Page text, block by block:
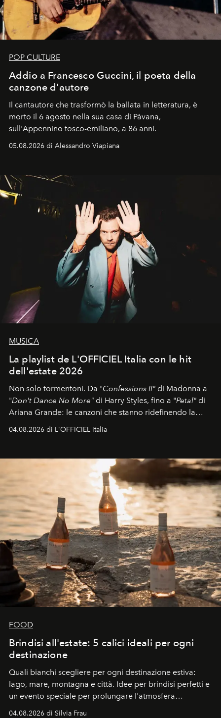
POP CULTURE
Addio a Francesco Guccini, il poeta della
canzone d'autore
Il cantautore che trasformò la ballata in letteratura, è
morto il 6 agosto nella sua casa di Pàvana,
sull'Appennino tosco-emiliano, a 86 anni.
05.08.2026 di Alessandro Viapiana
MUSICA
La playlist de L'OFFICIEL Italia con le hit
dell'estate 2026
Non solo tormentoni. Da "Confessions II" di Madonna a
"Don't Dance No More" di Harry Styles, fino a "Petal" di
Ariana Grande: le canzoni che stanno ridefinendo la
04.08.2026 di L'OFFICIEL Italia
FOOD
Brindisi all'estate: 5 calici ideali per ogni
destinazione
Quali bianchi scegliere per ogni destinazione estiva:
lago, mare, montagna e città. Idee per brindisi perfetti e
un evento speciale per prolungare l'atmosfera
04.08.2026 di Silvia Frau